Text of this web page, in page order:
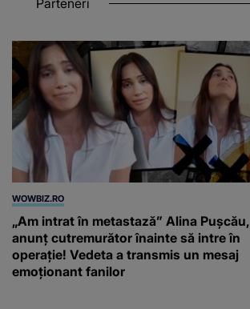
WOWBIZ.RO
„Am intrat în metastază” Alina Pușcău,
anunț cutremurător înainte să intre în
operație! Vedeta a transmis un mesaj
emoționant fanilor